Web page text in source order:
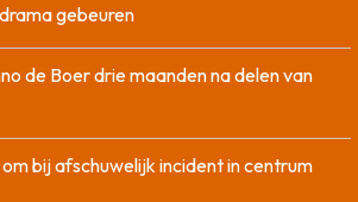
gebeuren
de Boer drie maanden na delen van
bij afschuwelijk incident in centrum